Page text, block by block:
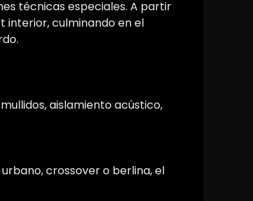
técnicas especiales. A partir
interior, culminando en el
aislamiento acústico,
crossover o berlina, el